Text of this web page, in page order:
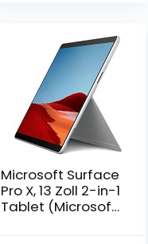
Microsoft Surface
Pro X, 13 Zoll 2-in-1
Tablet (Microsoft